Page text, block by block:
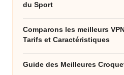
du Sport
Comparons les meilleurs
Tarifs et Caractéristiques
Guide des Meilleures